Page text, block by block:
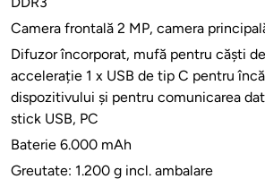
Camera frontală 2 MP, camera
Difuzor încorporat, mufă pentru căști
accelerație 1 x USB de tip C pentru
dispozitivului și pentru comunicarea
stick USB, PC
Baterie 6.000 mAh
Greutate: 1.200 g incl. ambalare